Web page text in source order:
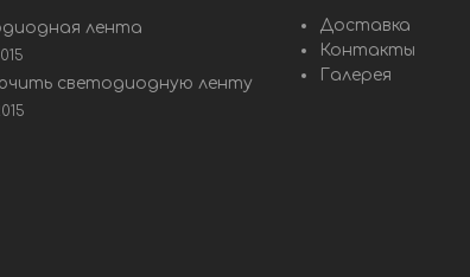
лента
светодиодную ленту
Доставка
Контакты
Галерея